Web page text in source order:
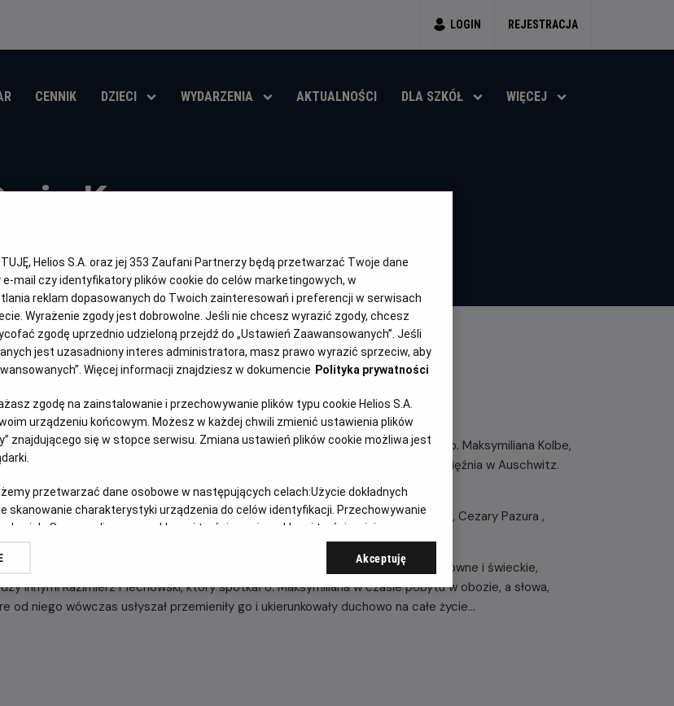
LOGIN REJESTRACJA
CENNIK DZIECI WYDARZENIA AKTUALNOŚCI DLA SZKÓŁ WIĘCEJ
Korony
rok
produkcji
OBSERWUJ
POLSKI
FILMU
korony" to pierwszy film ukazujący nieznane dotąd powszechnie fakty z życia o. Maksymiliana Kolbe,
od jego dzieciństwa, aż do heroicznej decyzji o oddaniu życia za współwięźnia w Auschwitz.
dokumentalne zostały zrealizowane w Polsce, Japonii i we Włoszech.
fabularnej filmu występują znakomici polscy aktorzy: Adam Woronowicz , Cezary Pazura ,
części dokumentalnej wypowiadają się znawcy życia o. Maksymiliana: osoby duchowne i świeckie,
innymi Kazimierz Piechowski, który spotkał o. Maksymiliana w czasie pobytu w obozie, a słowa,
od niego wówczas usłyszał przemieniły go i ukierunkowały duchowo na całe życie...
Helios S.A. oraz jej 353 Zaufani Partnerzy będą przetwarzać Twoje dane
e-mail czy identyfikatory plików cookie do celów marketingowych, w
reklam dopasowanych do Twoich zainteresowań i preferencji w serwisach
Wyrażenie zgody jest dobrowolne. Jeśli nie chcesz wyrazić zgody, chcesz
zgodę uprzednio udzieloną przejdź do „Ustawień Zaawansowanych”. Jeśli
jest uzasadniony interes administratora, masz prawo wyrazić sprzeciw, aby
Więcej informacji znajdziesz w dokumencie Polityka prywatności
zgodę na zainstalowanie i przechowywanie plików typu cookie Helios S.A.
urządzeniu końcowym. Możesz w każdej chwili zmienić ustawienia plików
znajdującego się w stopce serwisu. Zmiana ustawień plików cookie możliwa jest
przetwarzać dane osobowe w następujących celach:Użycie dokładnych
skanowanie charakterystyki urządzenia do celów identyfikacji. Przechowywanie
nich. Spersonalizowane reklamy i treści, pomiar reklam i treści, opinie
Akceptuję